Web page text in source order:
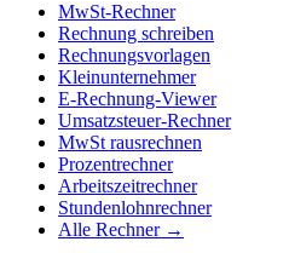
MwSt-Rechner
Rechnung schreiben
Rechnungsvorlagen
Kleinunternehmer
E-Rechnung-Viewer
Umsatzsteuer-Rechner
MwSt rausrechnen
Prozentrechner
Arbeitszeitrechner
Stundenlohnrechner
Alle Rechner →